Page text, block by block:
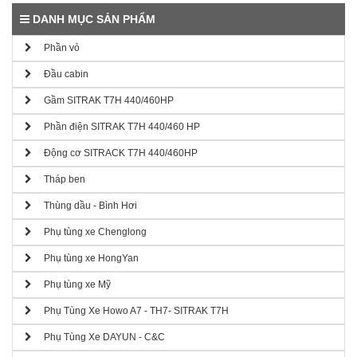
DANH MỤC SẢN PHẨM
Phần vỏ
Đầu cabin
Gầm SITRAK T7H 440/460HP
Phần điện SITRAK T7H 440/460 HP
Động cơ SITRACK T7H 440/460HP
Tháp ben
Thùng dầu - Bình Hơi
Phụ tùng xe Chenglong
Phụ tùng xe HongYan
Phụ tùng xe Mỹ
Phụ Tùng Xe Howo A7 - TH7- SITRAK T7H
Phụ Tùng Xe DAYUN - C&C